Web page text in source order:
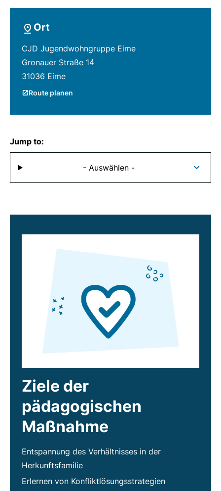
Ort
CJD Jugendwohngruppe Eime
Gronauer Straße 14
31036 Eime
Route planen
Jump to:
- Auswählen -
Ziele der
pädagogischen
Maßnahme
Entspannung des Verhältnisses in der
Herkunftsfamilie
Erlernen von Konfliktlösungsstrategien